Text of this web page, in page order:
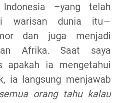
–yang telah
warisan dunia itu—
dan juga menjadi
Afrika. Saat saya
apakah ia mengetahui
ia langsung menjawab
orang tahu kalau